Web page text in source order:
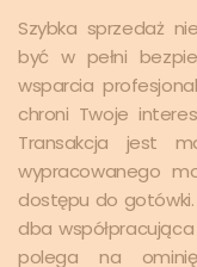
Szybka sprzedaż
być w pełni
wsparcia
chroni Twoje
Transakcja jest
wypracowanego
dostępu do
dba
polega na